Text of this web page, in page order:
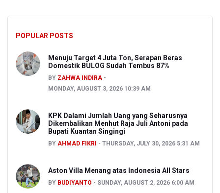
POPULAR POSTS
Menuju Target 4 Juta Ton, Serapan Beras
Domestik BULOG Sudah Tembus 87%
BY ZAHWA INDIRA
MONDAY, AUGUST 3, 2026 10:39 AM
KPK Dalami Jumlah Uang yang Seharusnya
Dikembalikan Menhut Raja Juli Antoni pada
Bupati Kuantan Singingi
BY AHMAD FIKRI THURSDAY, JULY 30, 2026 5:31 AM
Aston Villa Menang atas Indonesia All Stars
BY BUDIYANTO SUNDAY, AUGUST 2, 2026 6:00 AM